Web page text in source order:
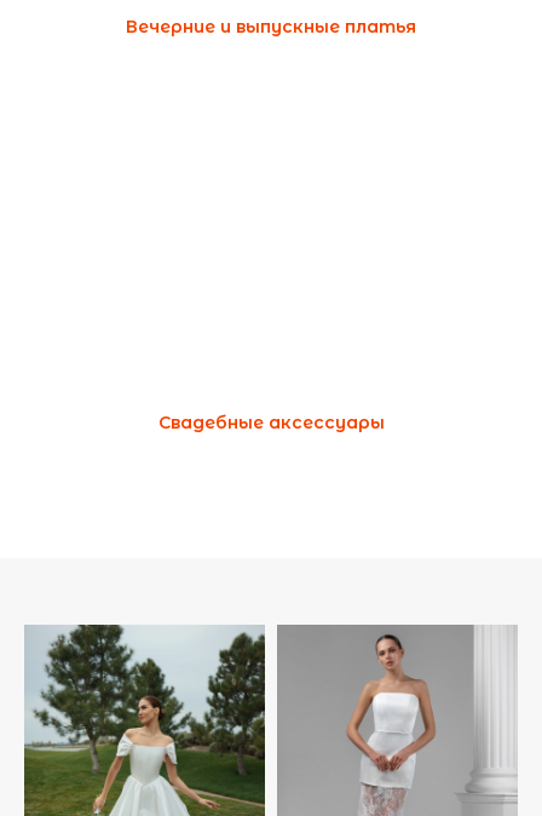
Вечерние и выпускные платья
Свадебные аксессуары